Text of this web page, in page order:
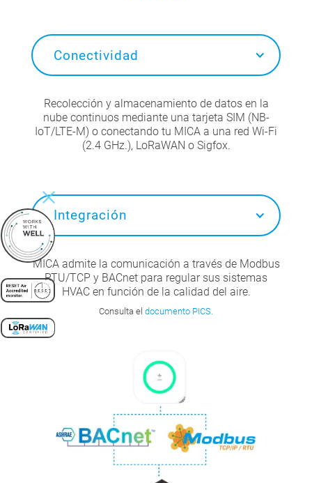
Conectividad
Recolección y almacenamiento de datos en la
nube continuos mediante una tarjeta SIM (NB-
IoT/LTE-M) o conectando tu MICA a una red Wi-Fi
(2.4 GHz.), LoRaWAN o Sigfox.
Integración
MICA admite la comunicación a través de Modbus
RTU/TCP y BACnet para regular sus sistemas
HVAC en función de la calidad del aire.
Consulta el documento PICS.